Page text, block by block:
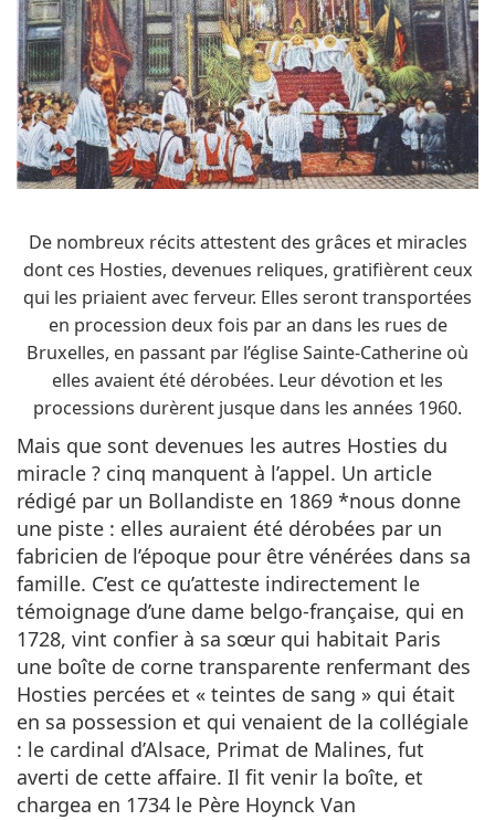
De nombreux récits attestent des grâces et miracles
dont ces Hosties, devenues reliques, gratifièrent ceux
qui les priaient avec ferveur. Elles seront transportées
en procession deux fois par an dans les rues de
Bruxelles, en passant par l’église Sainte-Catherine où
elles avaient été dérobées. Leur dévotion et les
processions durèrent jusque dans les années 1960.
Mais que sont devenues les autres Hosties du
miracle ? cinq manquent à l’appel. Un article
rédigé par un Bollandiste en 1869 *nous donne
une piste : elles auraient été dérobées par un
fabricien de l’époque pour être vénérées dans sa
famille. C’est ce qu’atteste indirectement le
témoignage d’une dame belgo-française, qui en
1728, vint confier à sa sœur qui habitait Paris
une boîte de corne transparente renfermant des
Hosties percées et « teintes de sang » qui était
en sa possession et qui venaient de la collégiale
: le cardinal d’Alsace, Primat de Malines, fut
averti de cette affaire. Il fit venir la boîte, et
chargea en 1734 le Père Hoynck Van